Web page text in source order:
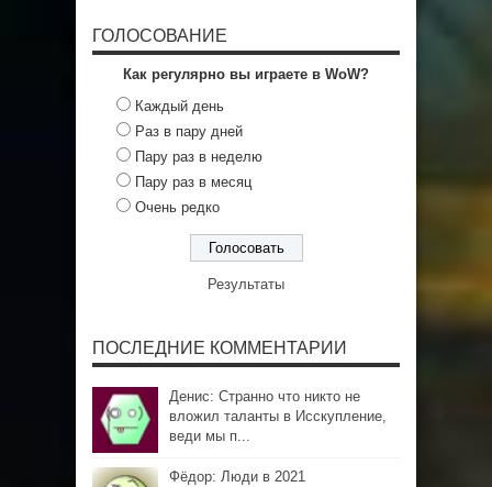
ГОЛОСОВАНИЕ
Как регулярно вы играете в WoW?
Каждый день
Раз в пару дней
Пару раз в неделю
Пару раз в месяц
Очень редко
Результаты
ПОСЛЕДНИЕ КОММЕНТАРИИ
Денис: Странно что никто не
вложил таланты в Исскупление,
веди мы п...
Фёдор: Люди в 2021